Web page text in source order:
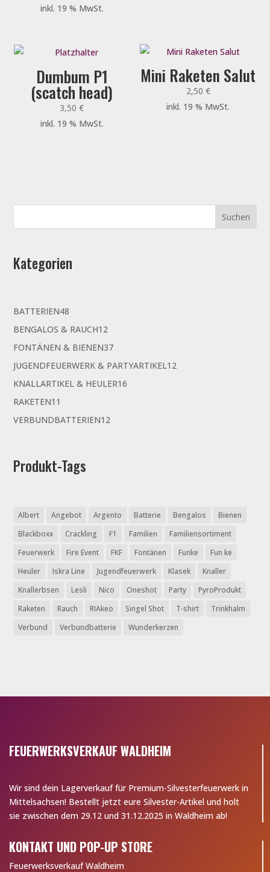
inkl. 19 % MwSt.
Dumbum P1
(scatch head)
3,50€
inkl. 19 % MwSt.
Mini Raketen Salut
2,50 €
inkl. 19 % MwSt.
Kategorien
BATTERIEN48
Produkte
BENGALOS & RAUCH1212
Produkte
FONTÄNEN & BIENEN3737
Produkte
JUGENDFEUERWERK & PARTYARTIKEL1212
KNALLARTIKEL & HEULER16
RAKETEN11
Produkte
VERBUNDBATTERIEN1212
Produkt-Tags
Albert Angebot Argento Batterie Bengalos
Bienen
Blackboxx
Crackling F1 Familien
Familiensortiment
Feuerwerk
Fire Event FKF Fontänen Funke
Fun ke
Heuler
Iskra Line Jugendfeuerwerk Klasek
Knaller
Knallerbsen
Lesli Nico Oneshot Party
PyroProdukt
Raketen
Rauch RIAkeo Singel Shot T-shirt
Trinkhalm
Verbund
Verbundbatterie Wunderkerzen
FEUERWERKSVERKAUF WALDHEIM
Wir sind dein Lagerverkauf für Premium-Silvesterfeuerwerk in
Mittelsachsen! Bestellt jetzt eure Silvester-Artikel und holt
sie zwischen dem 29.12 und 31.12.2025 in Waldheim ab!
KONTAKT UND POP-UP STORE
Feuerwerksverkauf Waldheim